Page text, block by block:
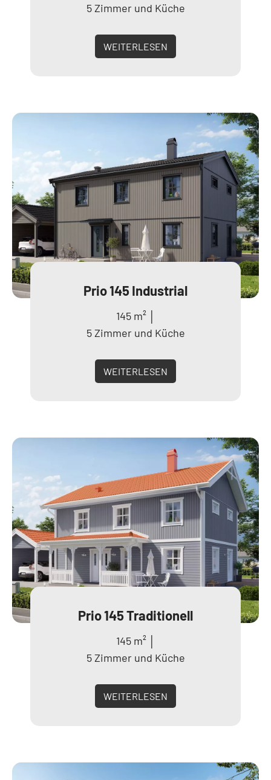
5 Zimmer und Küche
WEITERLESEN
Prio 145 Industrial
145 m² │
5 Zimmer und Küche
WEITERLESEN
Prio 145 Traditionell
145 m² │
5 Zimmer und Küche
WEITERLESEN